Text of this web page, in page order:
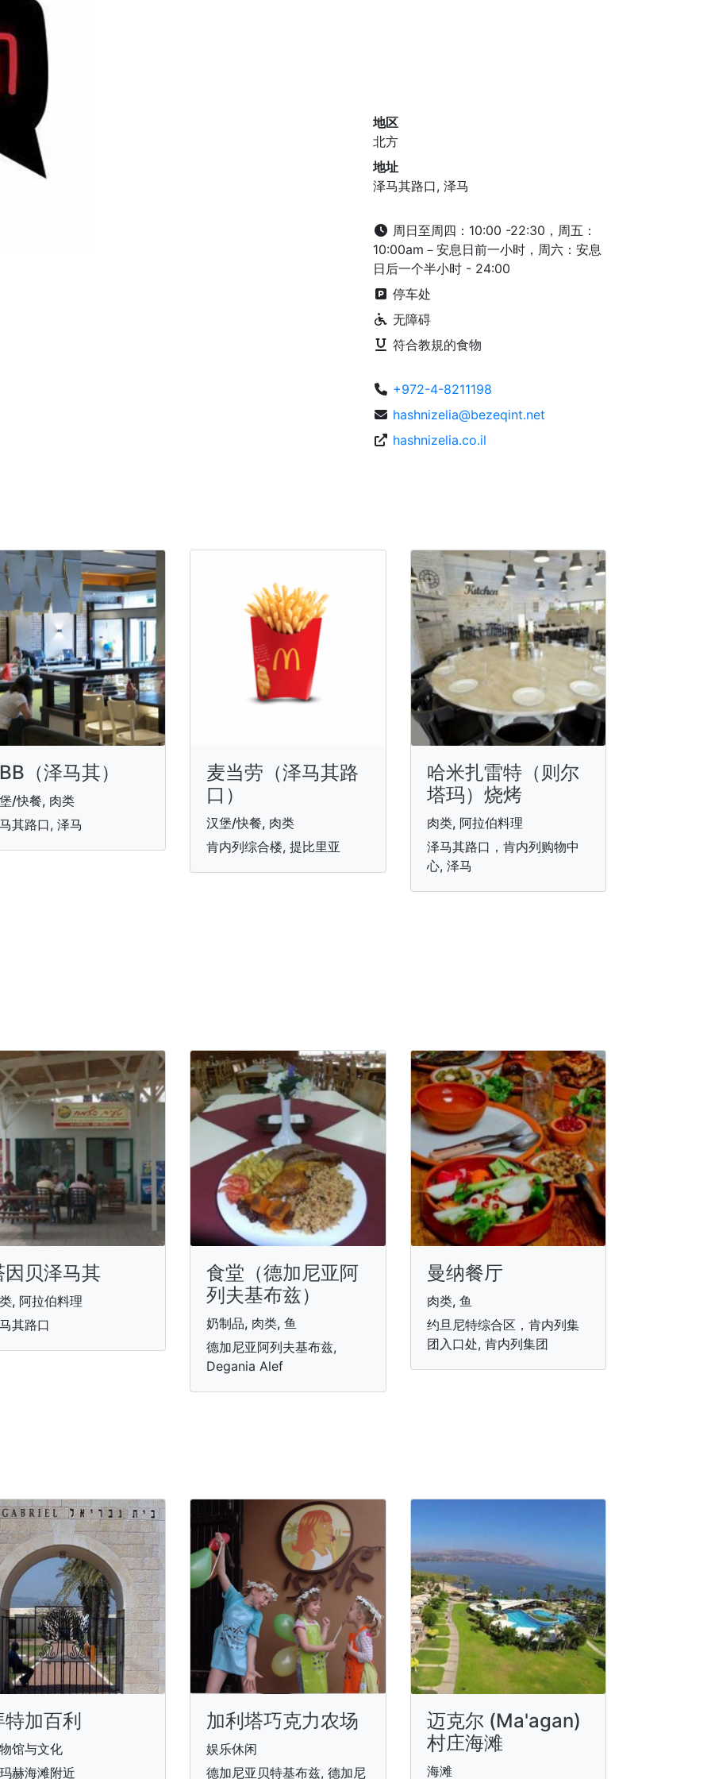
地区
北方
地址
泽马其路口, 泽马
周日至周四：10:00 -22:30，周五：
10:00am－安息日前一小时，周六：安息
日后一个半小时 - 24:00
停车处
无障碍
符合教規的食物
+972-4-8211198
hashnizelia@bezeqint.net
hashnizelia.co.il
（泽马其）
/快餐, 肉类
其路口, 泽马
麦当劳（泽马其路
口）
汉堡/快餐, 肉类
肯内列综合楼, 提比里亚
哈米扎雷特（则尔
塔玛）烧烤
肉类, 阿拉伯料理
泽马其路口，肯内列购物中
心, 泽马
因贝泽马其
, 阿拉伯料理
其路口
食堂（德加尼亚阿
列夫基布兹）
奶制品, 肉类, 鱼
德加尼亚阿列夫基布兹,
Degania Alef
曼纳餐厅
肉类, 鱼
约旦尼特综合区，肯内列集
团入口处, 肯内列集团
特加百利
馆与文化
赫海滩附近
加利塔巧克力农场
娱乐休闲
德加尼亚贝特基布兹, 德加尼
迈克尔 (Ma'agan)
村庄海滩
海滩